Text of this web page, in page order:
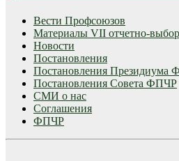
Вести Профсоюзов
Материалы VII отчетно-
Новости
Постановления
Постановления Президиума
Постановления Совета ФПЧР
СМИ о нас
Соглашения
ФПЧР